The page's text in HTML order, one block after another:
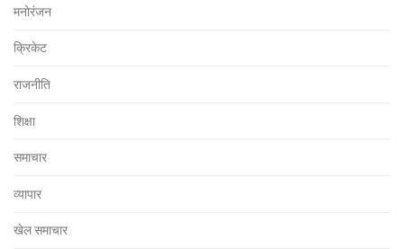
मनोरंजन
क्रिकेट
राजनीति
शिक्षा
समाचार
व्यापार
खेल समाचार